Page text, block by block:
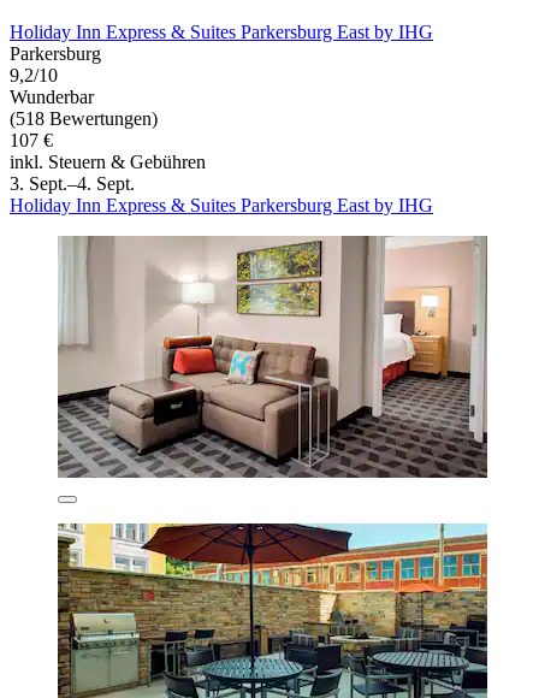
Holiday Inn Express & Suites Parkersburg East by IHG
Parkersburg
9,2/10
Wunderbar
(518 Bewertungen)
107 €
inkl. Steuern & Gebühren
3. Sept.–4. Sept.
Holiday Inn Express & Suites Parkersburg East by IHG